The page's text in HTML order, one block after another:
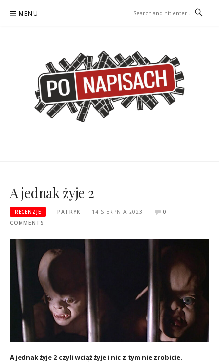
MENU
A jednak żyje 2
RECENZJE PATRYK 14 SIERPNIA 2023
0
COMMENTS
A jednak żyje 2 czyli wciąż żyje i nic z tym nie zrobicie.